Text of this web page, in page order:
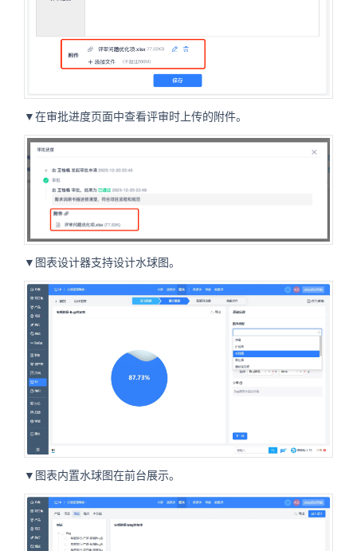
▼在审批进度页面中查看评审时上传的附件。
▼图表设计器支持设计水球图。
▼图表内置水球图在前台展示。